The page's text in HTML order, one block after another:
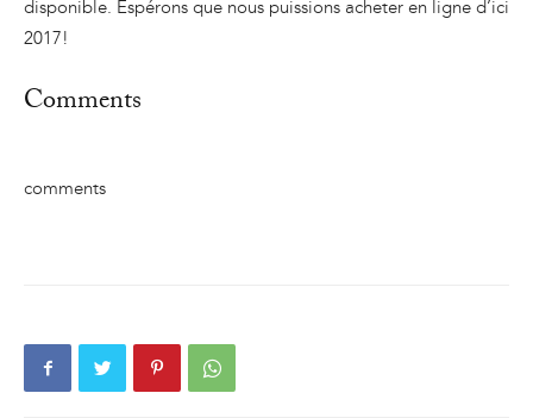
disponible. Espérons que nous puissions acheter en ligne d’ici
2017!
Comments
comments